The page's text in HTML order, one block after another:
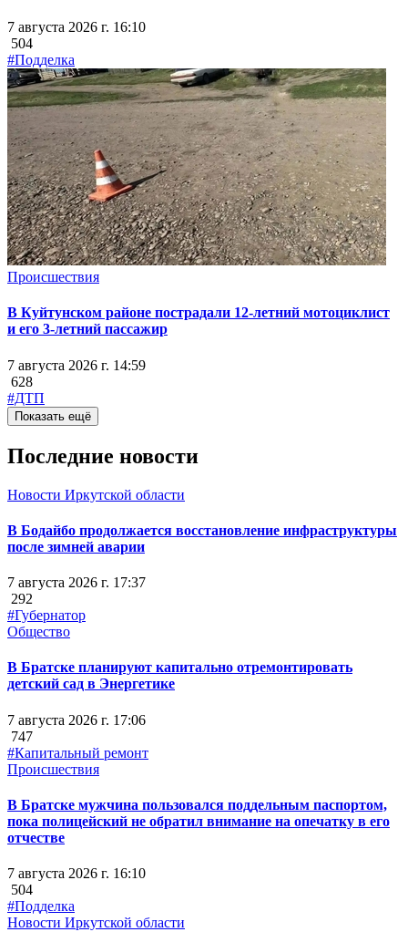
7 августа 2026 г. 16:10
504
#Подделка
Происшествия
В Куйтунском районе пострадали 12-летний мотоциклист
и его 3-летний пассажир
7 августа 2026 г. 14:59
628
#ДТП
Показать ещё
Последние новости
Новости Иркутской области
В Бодайбо продолжается восстановление инфраструктуры
после зимней аварии
7 августа 2026 г. 17:37
292
#Губернатор
Общество
В Братске планируют капитально отремонтировать
детский сад в Энергетике
7 августа 2026 г. 17:06
747
#Капитальный ремонт
Происшествия
В Братске мужчина пользовался поддельным паспортом,
пока полицейский не обратил внимание на опечатку в его
отчестве
7 августа 2026 г. 16:10
504
#Подделка
Новости Иркутской области